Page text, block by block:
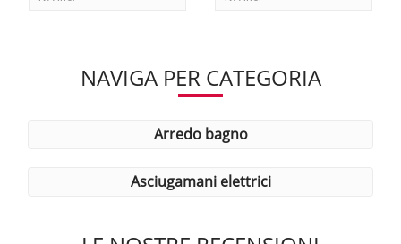
NAVIGA PER CATEGORIA
arredo bagno
asciugamani elettrici